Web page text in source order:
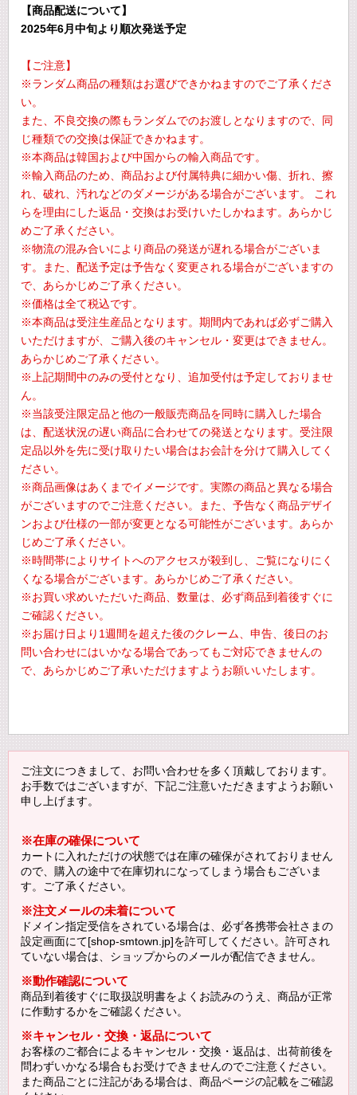
【商品配送について】
2025年6月中旬より順次発送予定
【ご注意】
※ランダム商品の種類はお選びできかねますのでご了承くださ
い。
また、不良交換の際もランダムでのお渡しとなりますので、同
じ種類での交換は保証できかねます。
※本商品は韓国および中国からの輸入商品です。
※輸入商品のため、商品および付属特典に細かい傷、折れ、擦
れ、破れ、汚れなどのダメージがある場合がございます。 これ
らを理由にした返品・交換はお受けいたしかねます。あらかじ
めご了承ください。
※物流の混み合いにより商品の発送が遅れる場合がございま
す。また、配送予定は予告なく変更される場合がございますの
で、あらかじめご了承ください。
※価格は全て税込です。
※本商品は受注生産品となります。期間内であれば必ずご購入
いただけますが、ご購入後のキャンセル・変更はできません。
あらかじめご了承ください。
※上記期間中のみの受付となり、追加受付は予定しておりませ
ん。
※当該受注限定品と他の一般販売商品を同時に購入した場合
は、配送状況の遅い商品に合わせての発送となります。受注限
定品以外を先に受け取りたい場合はお会計を分けて購入してく
ださい。
※商品画像はあくまでイメージです。実際の商品と異なる場合
がございますのでご注意ください。また、予告なく商品デザイ
ンおよび仕様の一部が変更となる可能性がございます。あらか
じめご了承ください。
※時間帯によりサイトへのアクセスが殺到し、ご覧になりにく
くなる場合がございます。あらかじめご了承ください。
※お買い求めいただいた商品、数量は、必ず商品到着後すぐに
ご確認ください。
※お届け日より1週間を超えた後のクレーム、申告、後日のお
問い合わせにはいかなる場合であってもご対応できませんの
で、あらかじめご了承いただけますようお願いいたします。
ご注文につきまして、お問い合わせを多く頂戴しております。
お手数ではございますが、下記ご注意いただきますようお願い
申し上げます。
※在庫の確保について
カートに入れただけの状態では在庫の確保がされておりません
ので、購入の途中で在庫切れになってしまう場合もございま
す。ご了承ください。
※注文メールの未着について
ドメイン指定受信をされている場合は、必ず各携帯会社さまの
設定画面にて[shop-smtown.jp]を許可してください。許可され
ていない場合は、ショップからのメールが配信できません。
※動作確認について
商品到着後すぐに取扱説明書をよくお読みのうえ、商品が正常
に作動するかをご確認ください。
※キャンセル・交換・返品について
お客様のご都合によるキャンセル・交換・返品は、出荷前後を
問わずいかなる場合もお受けできませんのでご注意ください。
また商品ごとに注記がある場合は、商品ページの記載をご確認